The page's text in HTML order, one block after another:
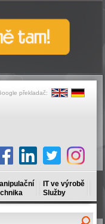
překladač:
IT ve výrobě
Služby